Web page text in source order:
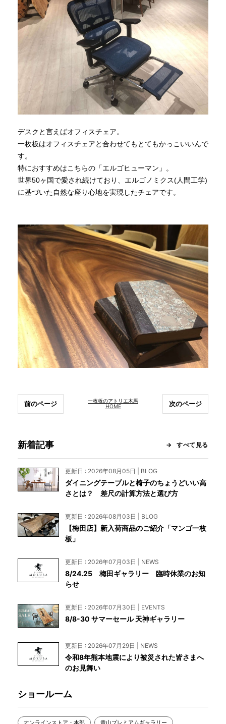
デスクと言えばオフィスチェア。
一枚板はオフィスチェアと合わせてもとてもかっこいいんで
す。
特におすすめはこちらの「エルゴヒューマン」。
世界50ヶ国で愛され続けており、エルゴノミクス(人間工学)
に基づいた自然な座り心地を実現したチェアです。
一枚板のアトリエ木馬
HOME
前のページ 次のページ
新着記事 すべて見る
更新日 : 2026年08月05日 | BLOG
ダイニングテーブルと椅子のちょうどいい高
さとは？ 差尺の計算方法と選び方
更新日 : 2026年08月03日 | BLOG
【梅田店】新入荷商品のご紹介「マンゴ一枚
板」
更新日 : 2026年07月03日 | NEWS
8/24.25 梅田ギャラリー 臨時休業のお知
らせ
更新日 : 2026年07月30日 | EVENTS
8/8-30 サマーセール 天神ギャラリー
更新日 : 2026年07月29日 | NEWS
令和8年熊本地震により被災された皆さまへ
のお見舞い
ショールーム
オンラインストア・本部 青山プレミアムギャラリー